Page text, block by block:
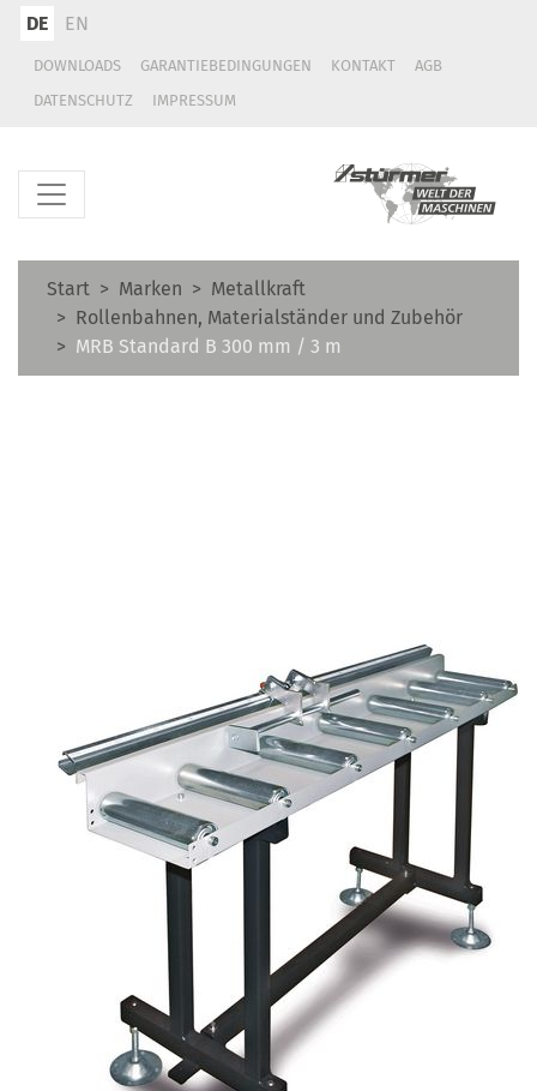
DE EN
DOWNLOADS GARANTIEBEDINGUNGEN KONTAKT
AGB
DATENSCHUTZ
IMPRESSUM
Start Marken
Metallkraft
Rollenbahnen, Materialständer und Zubehör
MRB Standard B 300 mm / 3 m